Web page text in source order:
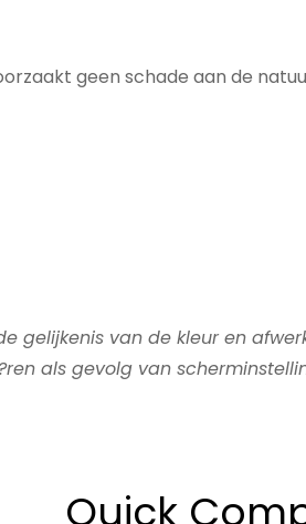
geen schade aan de
gelijkenis van de kleur en
als gevolg van
Quick